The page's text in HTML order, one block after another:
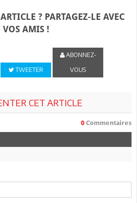
? PARTAGEZ-LE AVEC
VOS AMIS !
TWEETER
ABONNEZ-
VOUS
CET ARTICLE
0 Commentaires